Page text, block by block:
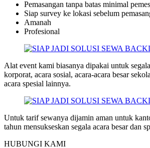
Pemasangan tanpa batas minimal
Siap survey ke lokasi sebelum
Amanah
Profesional
Alat event kami biasanya dipakai untuk
korporat, acara sosial, acara-acara besar
acara spesial lainnya.
Untuk tarif sewanya dijamin aman untuk
tahun mensukseskan segala acara besar
HUBUNGI KAMI